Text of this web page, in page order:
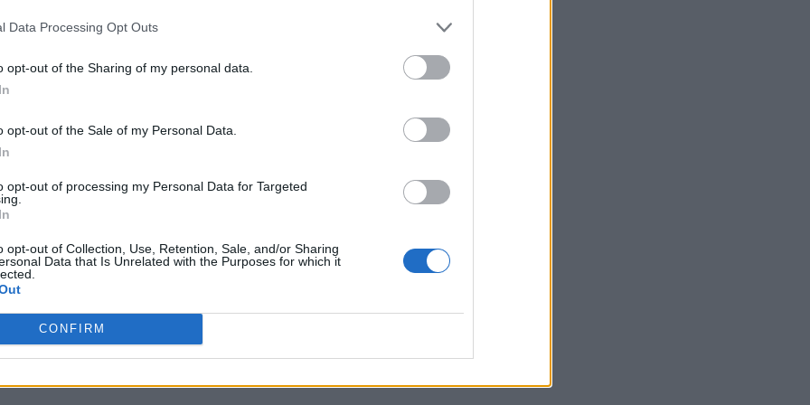
Data Processing Opt Outs
opt-out of the Sharing of my personal data.
opt-out of the Sale of my Personal Data.
opt-out of processing my Personal Data for Targeted
opt-out of Collection, Use, Retention, Sale, and/or Sharing
Data that Is Unrelated with the Purposes for which it
CONFIRM
agency)
cskobiet-kwali
dota2